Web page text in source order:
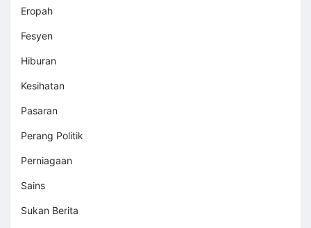
Eropah
Fesyen
Hiburan
Kesihatan
Pasaran
Perang Politik
Perniagaan
Sains
Sukan Berita